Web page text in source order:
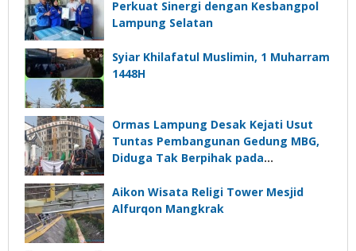
Perkuat Sinergi dengan Kesbangpol
Lampung Selatan
Syiar Khilafatul Muslimin, 1 Muharram
1448H
Ormas Lampung Desak Kejati Usut
Tuntas Pembangunan Gedung MBG,
Diduga Tak Berpihak pada
Aikon Wisata Religi Tower Mesjid
Alfurqon Mangkrak